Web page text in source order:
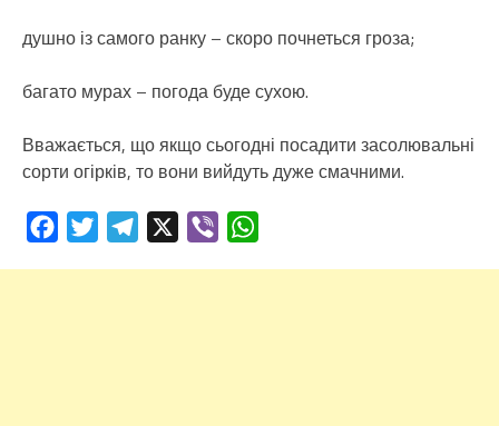
душно із самого ранку – скоро почнеться гроза;
багато мурах – погода буде сухою.
Вважається, що якщо сьогодні посадити засолювальні
сорти огірків, то вони вийдуть дуже смачними.
FacebookTwitterTelegram Viber